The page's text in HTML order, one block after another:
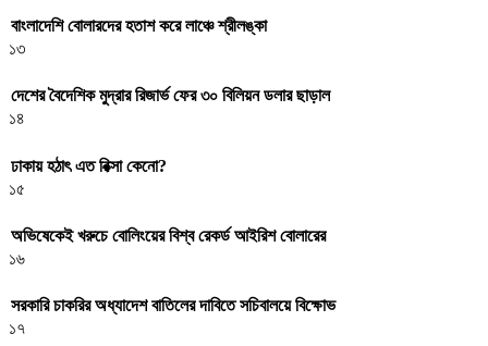
বাংলাদেশি বোলারদের হতাশ করে লাঞ্চে শ্রীলঙ্কা
১৩
দেশের বৈদেশিক মুদ্রার রিজার্ভ ফের ৩০ বিলিয়ন ডলার ছাড়াল
১৪
ঢাকায় হঠাৎ এত রিক্সা কেনো?
১৫
অভিষেকেই খরুচে বোলিংয়ের বিশ্ব রেকর্ড আইরিশ বোলারের
১৬
সরকারি চাকরির অধ্যাদেশ বাতিলের দাবিতে সচিবালয়ে বিক্ষোভ
১৭